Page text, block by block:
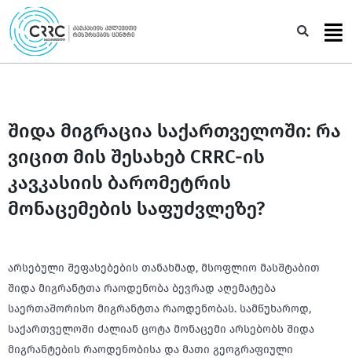
Skip
to
content
შიდა მიგრაცია საქართველოში: რა
ვიცით მის შესახებ CRRC-ის
კავკასიის ბარომეტრის
მონაცემების საფუძვლეზე?
არსებული შეფასებების თანახმად, მსოფლიო მასშტაბით
შიდა მიგრანტთა რაოდენობა ბევრად აღემატება
საერთაშორისო მიგრანტთა რაოდენობას. სამწუხაროდ,
საქართველოში ძალიან ცოტა მონაცემი არსებობს შიდა
მიგრანტების რაოდენობისა და მათი გეოგრაფიული